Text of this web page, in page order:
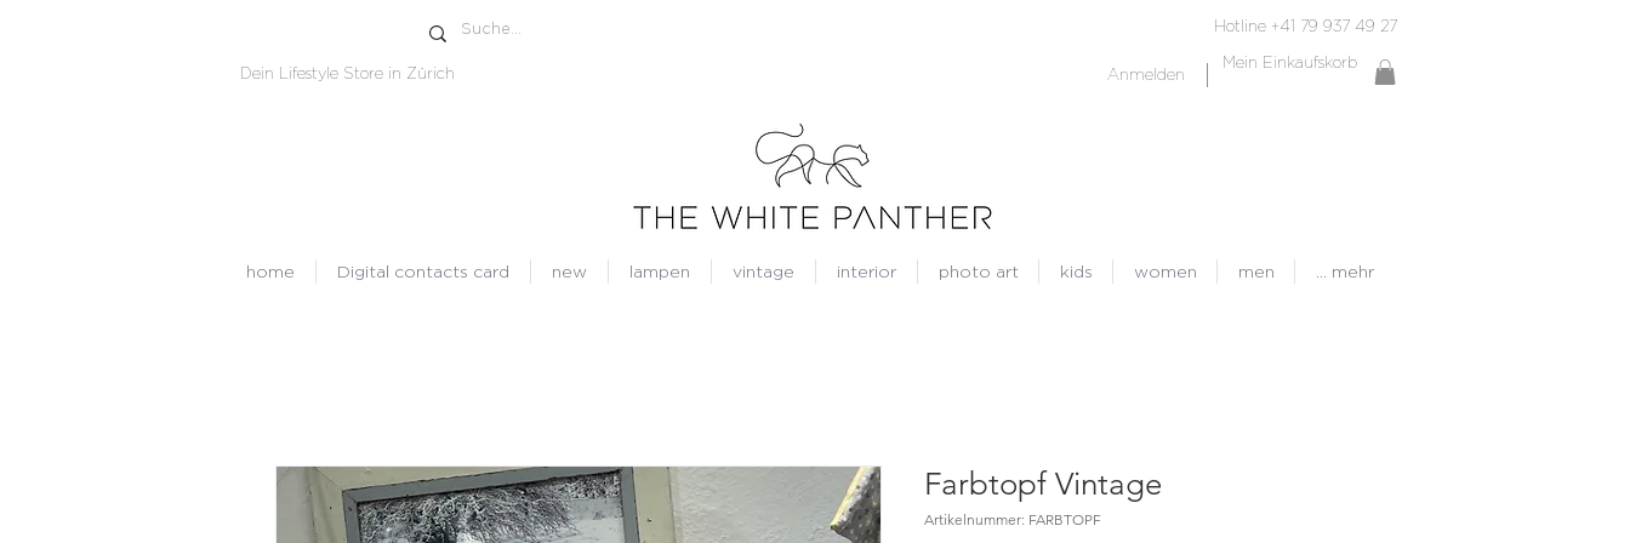
Dein Lifestyle Store in Zürich
Hotline +41 79 937 49 27
Mein Einkaufskorb
Anmelden
home Digital contacts card new lampen vintage interior photo art kids women men ... mehr
Farbtopf Vintage
Artikelnummer: FARBTOPF